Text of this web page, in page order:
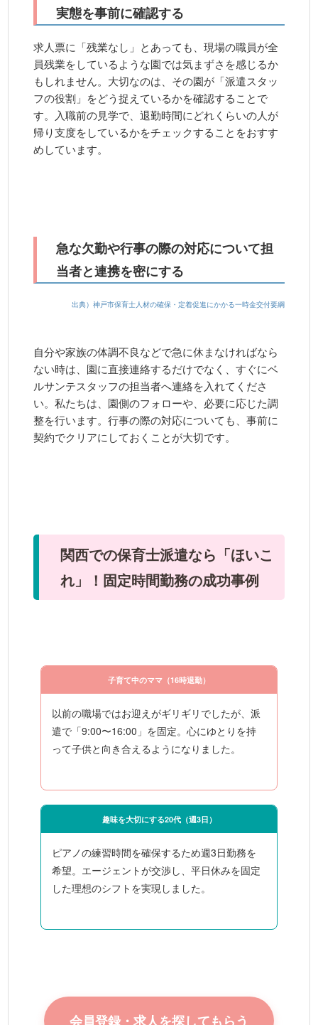
実態を事前に確認する
求人票に「残業なし」とあっても、現場の職員が全
員残業をしているような園では気まずさを感じるか
もしれません。大切なのは、その園が「派遣スタッ
フの役割」をどう捉えているかを確認することで
す。入職前の見学で、退勤時間にどれくらいの人が
帰り支度をしているかをチェックすることをおすす
めしています。
急な欠勤や行事の際の対応について担
当者と連携を密にする
出典）神戸市保育士人材の確保・定着促進にかかる一時金交付要綱
自分や家族の体調不良などで急に休まなければなら
ない時は、園に直接連絡するだけでなく、すぐにベ
ルサンテスタッフの担当者へ連絡を入れてくださ
い。私たちは、園側のフォローや、必要に応じた調
整を行います。行事の際の対応についても、事前に
契約でクリアにしておくことが大切です。
関西での保育士派遣なら「ほいこ
れ」！固定時間勤務の成功事例
子育て中のママ（16時退勤）
以前の職場ではお迎えがギリギリでしたが、派
遣で「9:00〜16:00」を固定。心にゆとりを持
って子供と向き合えるようになりました。
趣味を大切にする20代（週3日）
ピアノの練習時間を確保するため週3日勤務を
希望。エージェントが交渉し、平日休みを固定
した理想のシフトを実現しました。
会員登録・求人を探してもらう